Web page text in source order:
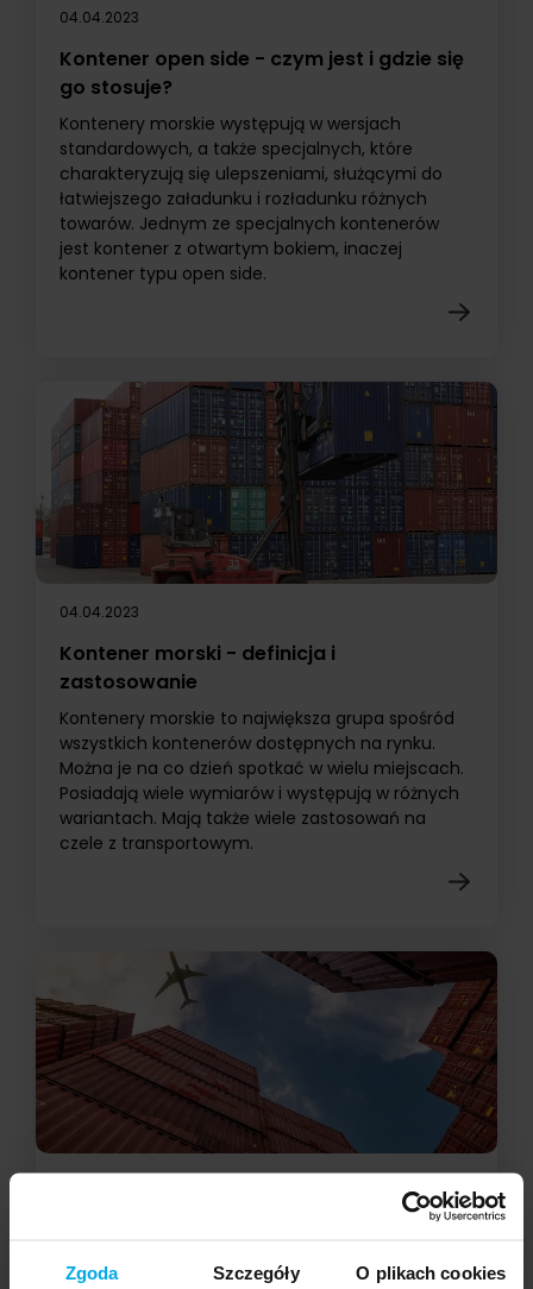
Zgoda Szczegóły O plikach cookies
04.04.2023
Kontener open side - czym jest i gdzie się
go stosuje?
Kontenery morskie występują w wersjach
standardowych, a także specjalnych, które
charakteryzują się ulepszeniami, służącymi do
łatwiejszego załadunku i rozładunku różnych
towarów. Jednym ze specjalnych kontenerów
jest kontener z otwartym bokiem, inaczej
kontener typu open side.
04.04.2023
Kontener morski - definicja i
zastosowanie
Kontenery morskie to największa grupa spośród
wszystkich kontenerów dostępnych na rynku.
Można je na co dzień spotkać w wielu miejscach.
Posiadają wiele wymiarów i występują w różnych
wariantach. Mają także wiele zastosowań na
czele z transportowym.
Kontenerowy transport lotniczy - branża